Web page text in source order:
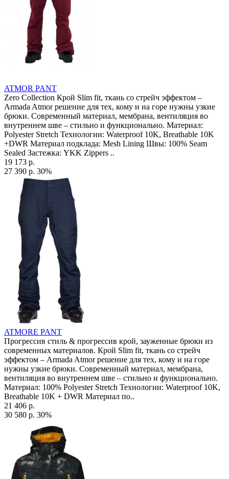
ATMOR PANT
Zero Collection Крой Slim fit, ткань со стрейч эффектом –
Armada Atmor решение для тех, кому и на горе нужны узкие
брюки. Современный материал, мембрана, вентиляция во
внутреннем шве – стильно и функционально. Материал:
Polyester Stretch Технологии: Waterproof 10K, Breathable 10K
+DWR Материал подклада: Mesh Lining Швы: 100% Seam
Sealed Застежка: YKK Zippers ..
19 173 р.
27 390 р. 30%
ATMORE PANT
Прогрессив стиль & прогрессив крой, зауженные брюки из
современных материалов. Крой Slim fit, ткань со стрейч
эффектом – Armada Atmor решение для тех, кому и на горе
нужны узкие брюки. Современный материал, мембрана,
вентиляция во внутреннем шве – стильно и функционально.
Материал: 100% Polyester Stretch Технологии: Waterproof 10K,
Breathable 10K + DWR Материал по..
21 406 р.
30 580 р. 30%